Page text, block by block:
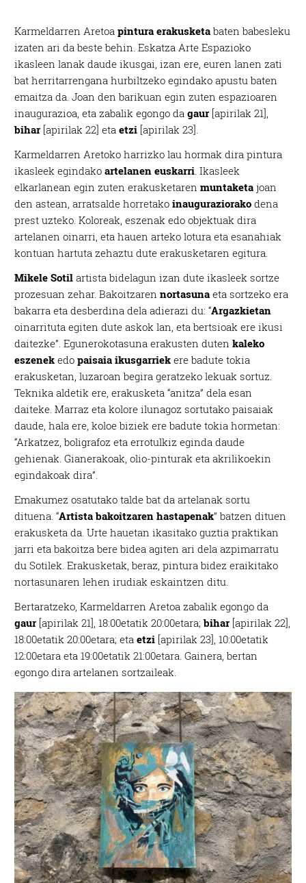
Karmeldarren Aretoapintura erakusketa baten babesleku
izaten ari da beste behin. Eskatza Arte Espazioko
ikasleen lanak daude ikusgai, izan ere, euren lanen zati
bat herritarrengana hurbiltzeko egindako apustu baten
emaitza da. Joan den barikuan egin zuten espazioaren
inaugurazioa, eta zabalik egongo dagaur [apirilak 21],
bihar [apirilak 22] etaetzi [apirilak 23].
Karmeldarren Aretoko harrizko lau hormak dira pintura
ikasleek egindako artelanen euskarri . Ikasleek
elkarlanean egin zuten erakusketarenmuntaketa joan
den astean, arratsalde horretakoinauguraziorako dena
prest uzteko. Koloreak, eszenak edo objektuak dira
artelanen oinarri, eta hauen arteko lotura eta esanahiak
kontuan hartuta zehaztu dute erakusketaren egitura.
Mikele Sotil artista bidelagun izan dute ikasleek sortze
prozesuan zehar. Bakoitzarennortasuna eta sortzeko era
bakarra eta desberdina dela adierazi du: “Argazkietan
oinarrituta egiten dute askok lan, eta bertsioak ere ikusi
daitezke”. Egunerokotasuna erakusten dutenkaleko
eszenek edopaisaia ikusgarriek ere badute tokia
erakusketan, luzaroan begira geratzeko lekuak sortuz.
Teknika aldetik ere, erakusketa “anitza” dela esan
daiteke. Marraz eta kolore ilunagoz sortutako paisaiak
daude, hala ere, koloe biziek ere badute tokia hormetan:
“Arkatzez, boligrafoz eta errotulkiz eginda daude
gehienak. Gianerakoak, olio-pinturak eta akrilikoekin
egindakoak dira”.
Emakumez osatutako talde bat da artelanak sortu
dituena. “Artista bakoitzaren hastapenak” batzen dituen
erakusketa da. Urte hauetan ikasitako guztia praktikan
jarri eta bakoitza bere bidea agiten ari dela azpimarratu
du Sotilek. Erakusketak, beraz, pintura bidez eraikitako
nortasunaren lehen irudiak eskaintzen ditu.
Bertaratzeko, Karmeldarren Aretoa zabalik egongo da
gaur [apirilak 21], 18:00etatik 20:00etara;bihar [apirilak 22],
18:00etatik 20:00etara; etaetzi [apirilak 23], 10:00etatik
12:00etara eta 19:00etatik 21:00etara. Gainera, bertan
egongo dira artelanen sortzaileak.